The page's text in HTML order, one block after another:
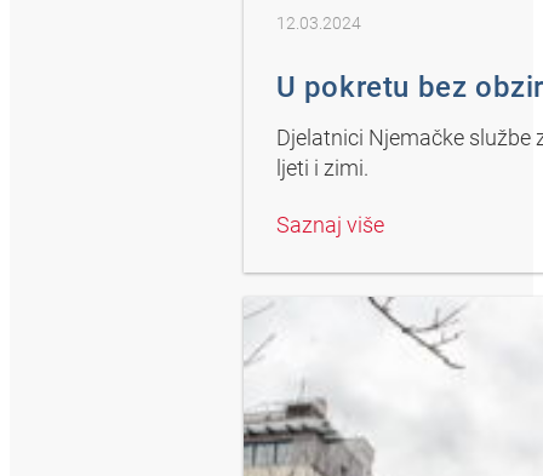
12.03.2024
U pokretu bez
Djelatnici Njemačke službe
ljeti i zimi.
Saznaj više